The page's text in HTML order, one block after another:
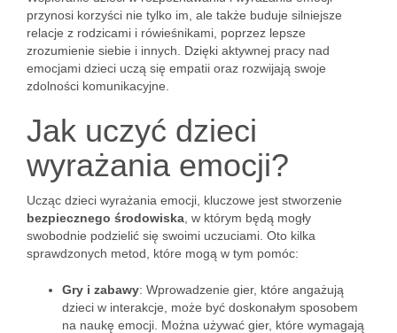
przynosi korzyści nie tylko im, ale także buduje silniejsze
relacje z rodzicami i rówieśnikami, poprzez lepsze
zrozumienie siebie i innych. Dzięki aktywnej pracy nad
emocjami dzieci uczą się empatii oraz rozwijają swoje
zdolności komunikacyjne.
Jak uczyć dzieci
wyrażania emocji?
Ucząc dzieci wyrażania emocji, kluczowe jest stworzenie
bezpiecznego środowiska , w którym będą mogły
swobodnie podzielić się swoimi uczuciami. Oto kilka
sprawdzonych metod, które mogą w tym pomóc:
Gry i zabawy: Wprowadzenie gier, które angażują
dzieci w interakcje, może być doskonałym sposobem
na naukę emocji. Można używać gier, które wymagają